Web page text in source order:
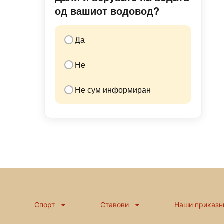
од вашиот водовод?
Да
Не
Не сум информиран
Спорт Ставови Наши